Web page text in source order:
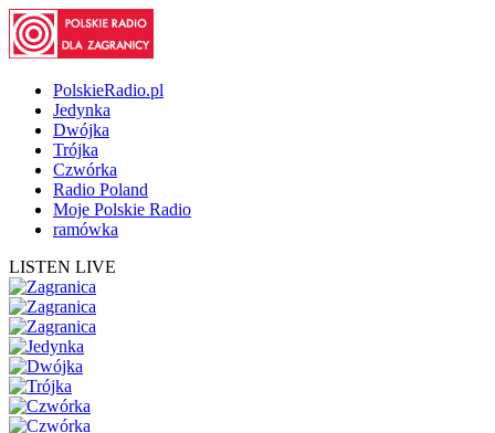
PolskieRadio.pl
Jedynka
Dwójka
Trójka
Czwórka
Radio Poland
Moje Polskie Radio
ramówka
LISTEN LIVE